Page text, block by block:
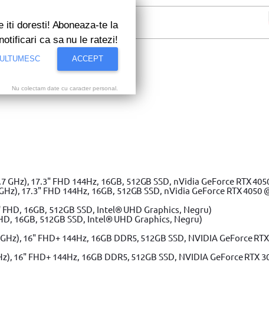
17.3" FHD 144Hz, 16GB, 512GB SSD, nVidia GeForce RTX 4050
16GB, 512GB SSD, Intel® UHD Graphics, Negru)
FHD+ 144Hz, 16GB DDR5, 512GB SSD, NVIDIA GeForce RTX
iti doresti! Aboneaza-te la
notificari ca sa nu le ratezi!
ACCEPT
Nu colectam date cu caracter personal.